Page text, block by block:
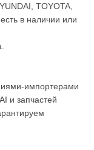
TOYOTA,
в наличии или
импортерами
и запчастей